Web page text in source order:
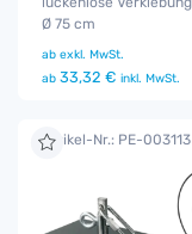
Ø 75 cm
ab exkl. MwSt.
ab 33,32 € inkl. MwSt.
Artikel-Nr.: PE-003113